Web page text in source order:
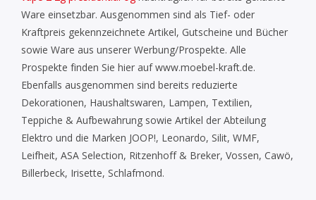
Ware einsetzbar. Ausgenommen sind als Tief- oder
Kraftpreis gekennzeichnete Artikel, Gutscheine und Bücher
sowie Ware aus unserer Werbung/Prospekte. Alle
Prospekte finden Sie hier auf www.moebel-kraft.de.
Ebenfalls ausgenommen sind bereits reduzierte
Dekorationen, Haushaltswaren, Lampen, Textilien,
Teppiche & Aufbewahrung sowie Artikel der Abteilung
Elektro und die Marken JOOP!, Leonardo, Silit, WMF,
Leifheit, ASA Selection, Ritzenhoff & Breker, Vossen, Cawö,
Billerbeck, Irisette, Schlafmond.